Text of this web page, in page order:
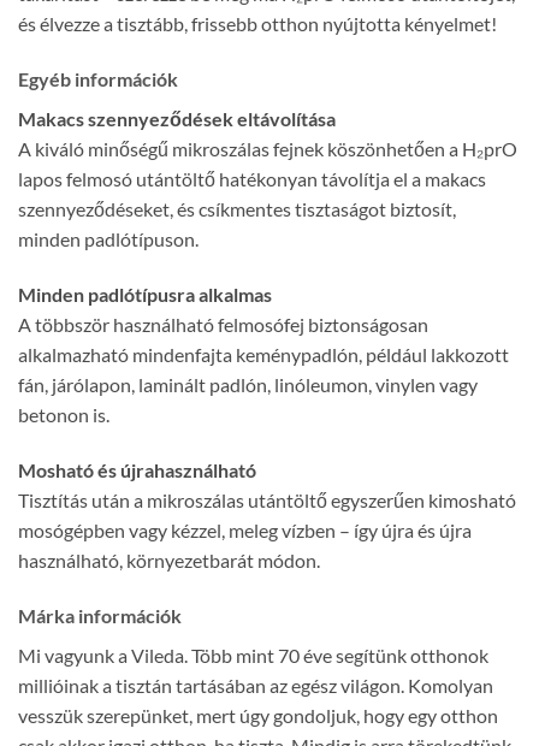
és élvezze a tisztább, frissebb otthon nyújtotta kényelmet!
Egyéb információk
Makacs szennyeződések eltávolítása
A kiváló minőségű mikroszálas fejnek köszönhetően a H₂prO
lapos felmosó utántöltő hatékonyan távolítja el a makacs
szennyeződéseket, és csíkmentes tisztaságot biztosít,
minden padlótípuson.
Minden padlótípusra alkalmas
A többször használható felmosófej biztonságosan
alkalmazható mindenfajta keménypadlón, például lakkozott
fán, járólapon, laminált padlón, linóleumon, vinylen vagy
betonon is.
Mosható és újrahasználható
Tisztítás után a mikroszálas utántöltő egyszerűen kimosható
mosógépben vagy kézzel, meleg vízben – így újra és újra
használható, környezetbarát módon.
Márka információk
Mi vagyunk a Vileda. Több mint 70 éve segítünk otthonok
millióinak a tisztán tartásában az egész világon. Komolyan
vesszük szerepünket, mert úgy gondoljuk, hogy egy otthon